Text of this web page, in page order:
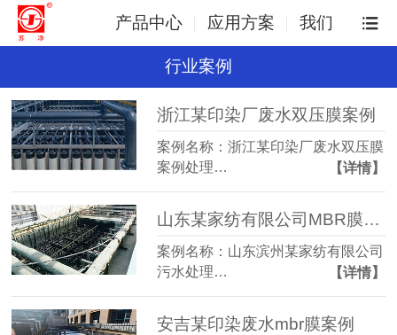
产品中心 应用方案 我们
行业案例
浙江某印染厂废水双压膜案例
案例名称：浙江某印染厂废水双压膜
案例处理…
【详情】
山东某家纺有限公司MBR膜案例
案例名称：山东滨州某家纺有限公司
污水处理…
【详情】
安吉某印染废水mbr膜案例